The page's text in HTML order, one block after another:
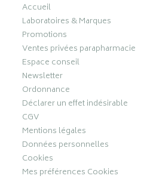
Accueil
Laboratoires & Marques
Promotions
Ventes privées parapharmacie
Espace conseil
Newsletter
Ordonnance
Déclarer un effet indésirable
CGV
Mentions légales
Données personnelles
Cookies
Mes préférences Cookies